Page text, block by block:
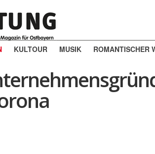
KULTOUR MUSIK ROMANTISCHER